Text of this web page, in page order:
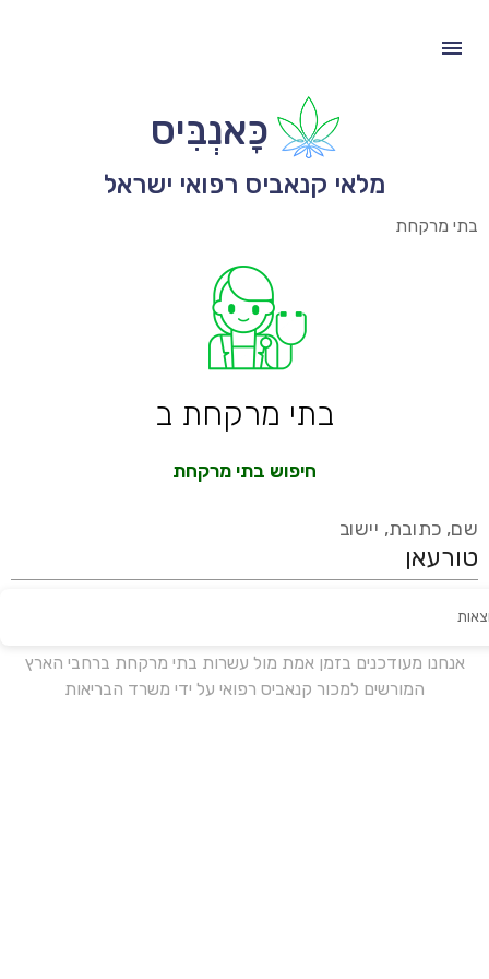
כָּאנְבִּיס
מלאי קנאביס רפואי ישראל
בתי מרקחת
בתי מרקחת ב
חיפוש בתי מרקחת
שם, כתובת, יישוב
אנחנו מעודכנים בזמן אמת מול עשרות בתי מרקחת ברחבי הארץ
המורשים למכור קנאביס רפואי על ידי משרד הבריאות